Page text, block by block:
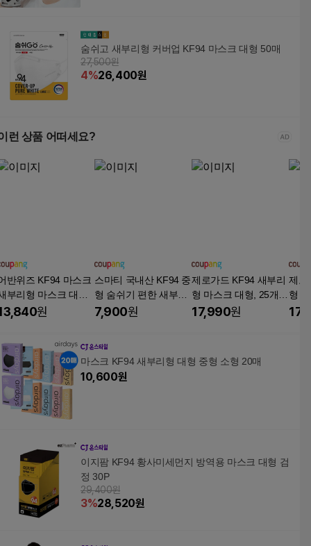
숨쉬고 새부리형 커버업 KF94 마스크 대형 50매
27,500원
4%26,400원
런 상품 어떠세요?
반위즈 KF94 마스크
부리형 마스크 대형,
매, 4개, 화이트
원
스마티 국내산 KF94 중
형 숨쉬기 편한 새부리
형 마스크, 화이트, 1세
7,900원
제로가드 KF94 새부리
형 마스크 대형, 25개
입, 4개, 화이트
17,990원
제로
형
입,
마스크 KF94 새부리형 대형 중형 소형 20매
10,600원
이지팜 KF94 황사미세먼지 방역용 마스크 대형 검
정 30P
29,400원
3%28,520원